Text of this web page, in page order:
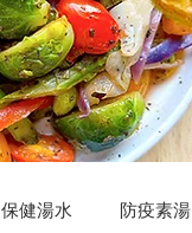
保健湯水 防疫素湯